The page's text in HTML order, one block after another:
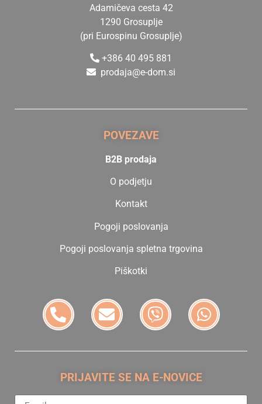
Adamičeva cesta 42
1290 Grosuplje
(pri Eurospinu Grosuplje)
+386 40 495 881
prodaja@e-dom.si
POVEZAVE
B2B prodaja
O podjetju
Kontakt
Pogoji poslovanja
Pogoji poslovanja spletna trgovina
Piškotki
PRIJAVITE SE NA E-NOVICE